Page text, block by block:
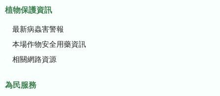
植物保護資訊
最新病蟲害警報
本場作物安全用藥資訊
相關網路資源
為民服務